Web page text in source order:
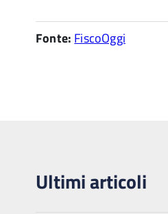
Fonte: FiscoOggi
Ultimi articoli